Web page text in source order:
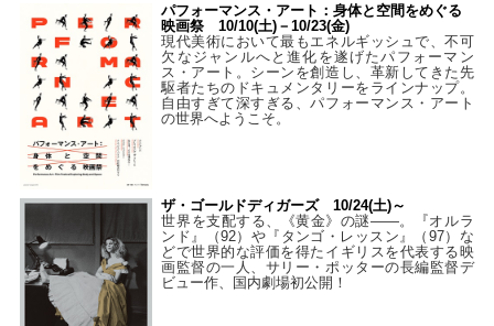
パフォーマンス・アート：身体と空間をめぐる
映画祭 10/10(土)－10/23(金)
現代美術において最もエネルギッシュで、不可
欠なジャンルへと進化を遂げたパフォーマン
ス・アート。シーンを創造し、革新してきた先
駆者たちのドキュメンタリーをラインナップ。
自由すぎて深すぎる、パフォーマンス・アート
の世界へようこそ。
ザ・ゴールドディガーズ 10/24(土)～
世界を支配する、《黄金》の謎――。『オルラ
ンド』（92）や『タンゴ・レッスン』（97）な
どで世界的な評価を得たイギリスを代表する映
画監督の一人、サリー・ポッターの長編監督デ
ビュー作、国内劇場初公開！